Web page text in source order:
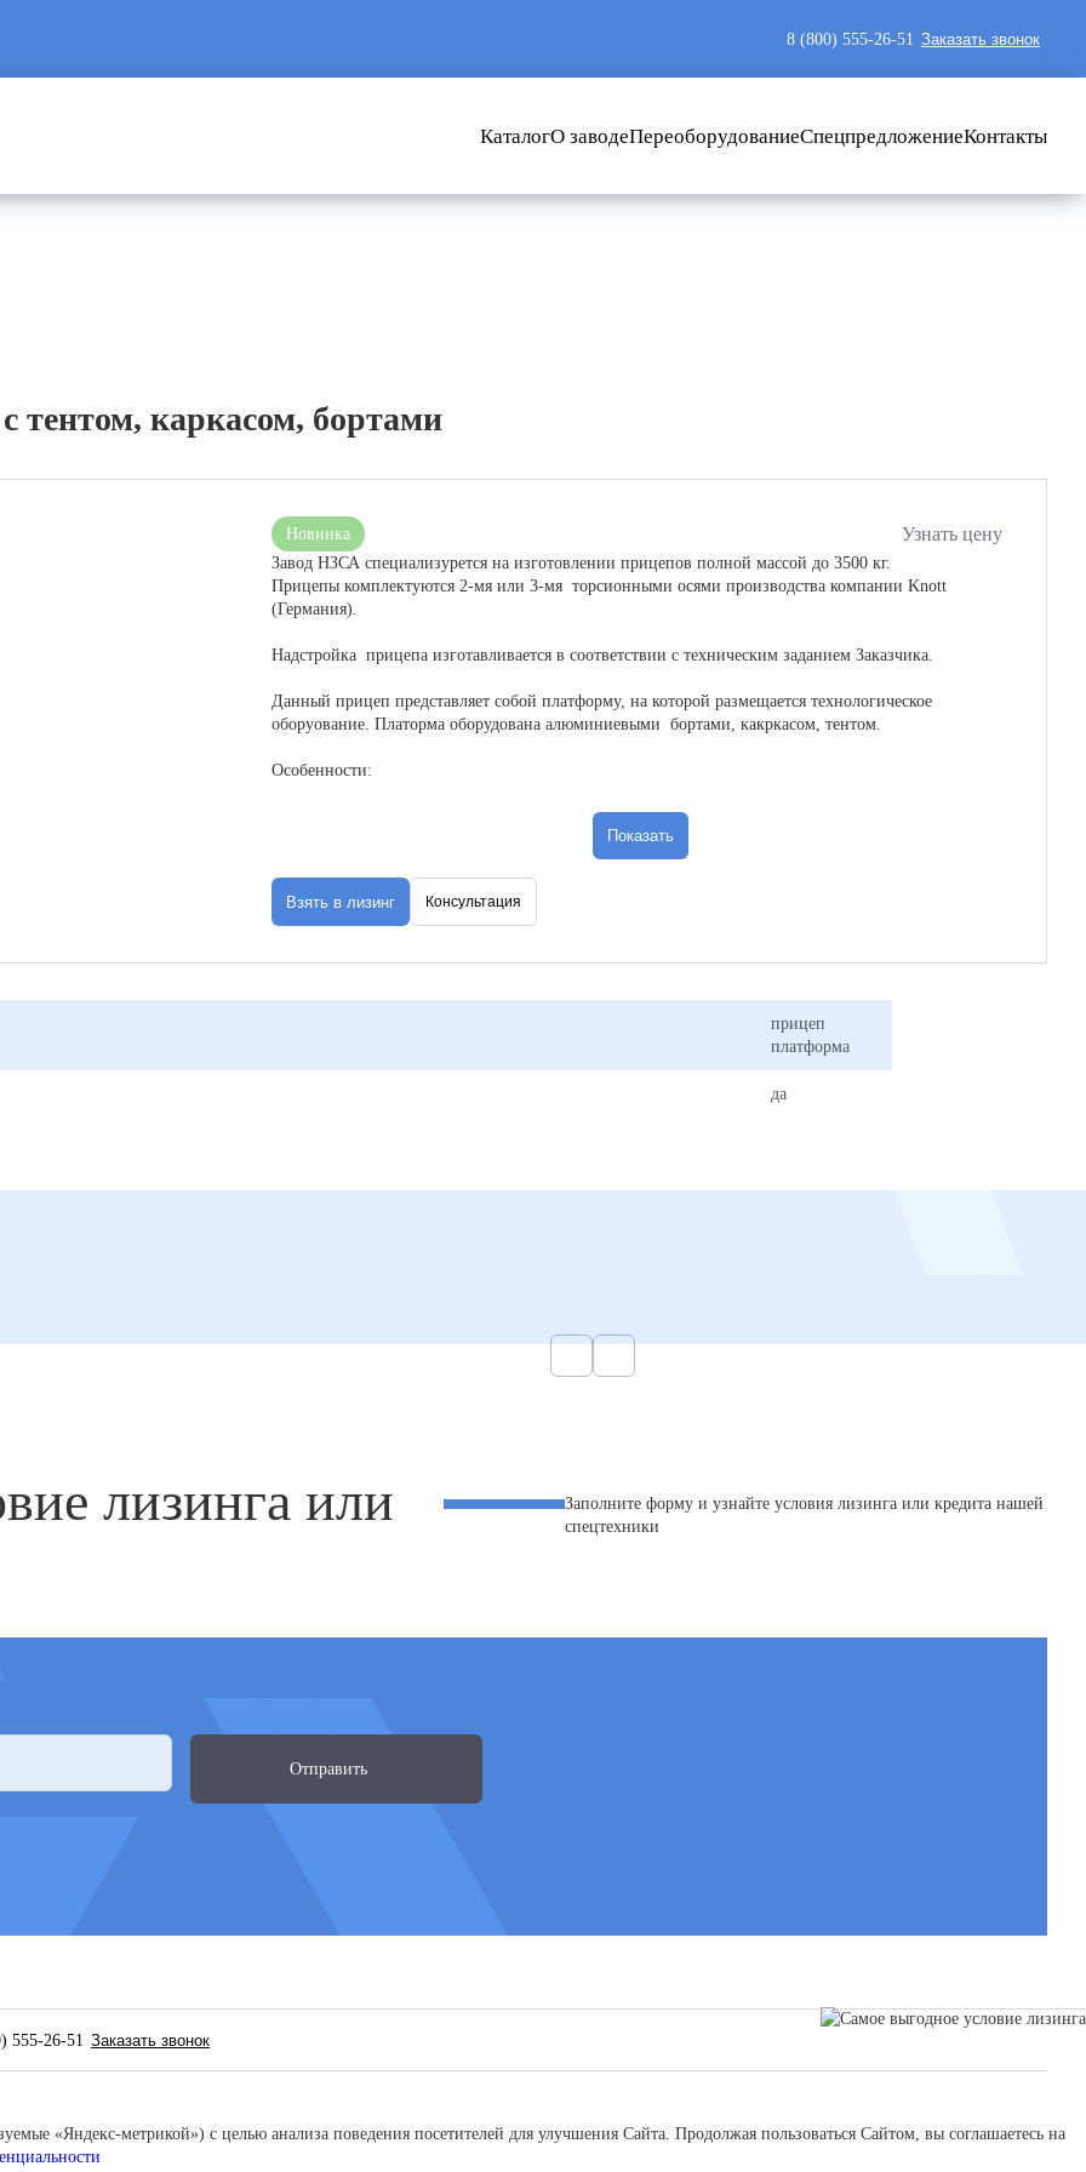
8 (800) 555-26-51 Заказать звонок
КаталогО заводеПереоборудованиеСпецпредложениеКонтакты
тентом, каркасом, бортами
Новинка Узнать цену
Завод НЗСА специализурется на изготовлении прицепов полной массой до 3500 кг.
Прицепы комплектуются 2-мя или 3-мя торсионными осями производства компании Knott
(Германия).
Надстройка прицепа изготавливается в соответствии с техническим заданием Заказчика.
Данный прицеп представляет собой платформу, на которой размещается технологическое
оборуование. Платорма оборудована алюминиевыми бортами, какркасом, тентом.
Особенности:
- Сменные дышла для буксировки как легковыми автомобилем (массой до 3,5т типа Toyota Hilux) ,
так и грузовыми (массой 5 - 20 т типа КАМАЗ 53212)
- Базовое шасси трасформируется в технологическую площадку за счет бортов, которые
откидываются в плоскость пола прицепа и опираются на выдвижные опоры.
Показать
Взять в лизинг Консультация
прицеп
платформа
да
лизинга или
Заполните форму и узнайте условия лизинга или кредита нашей
спецтехники
Отправить
555-26-51 Заказать звонок
«Яндекс-метрикой») с целью анализа поведения посетителей для улучшения Сайта. Продолжая пользоваться Сайтом, вы соглашаетесь на